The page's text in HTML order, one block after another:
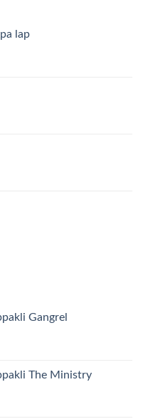
lap
Gangrel
The Ministry